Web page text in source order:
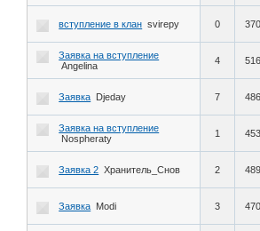
вступление в клан svirepy 0 370
Заявка на вступление
Angelina
4 516
Заявка Djeday 7 486
Заявка на вступление
Nospheraty
1 453
Заявка 2 Хранитель_Снов 2 489
Заявка Modi 3 470